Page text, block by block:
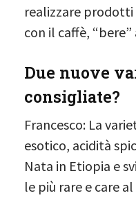
realizzare prodotti
con il caffè,
Due nuove
consigliate?
Francesco: La
esotico, acidità
Nata in Etiopia e
le più rare e care